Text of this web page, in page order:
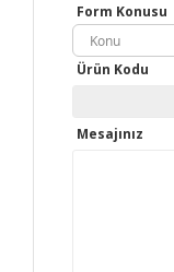
Form Konusu
Konu
Ürün Kodu
Mesajınız